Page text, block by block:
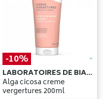
-10%
LABORATOIRES DE BIARRITZ
Alga cicosa creme
vergertures 200ml